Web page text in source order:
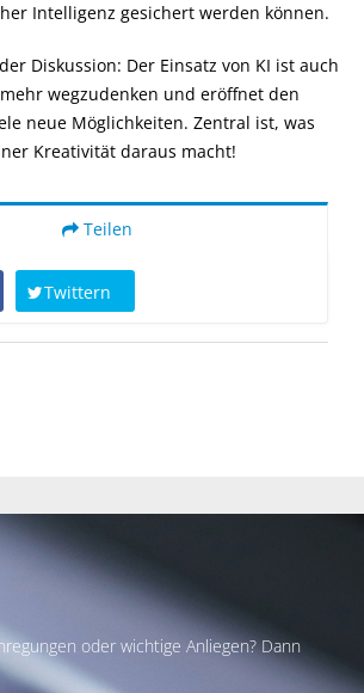
Intelligenz gesichert werden können.
Diskussion: Der Einsatz von KI ist auch
wegzudenken und eröffnet den
neue Möglichkeiten. Zentral ist, was
Kreativität daraus macht!
Teilen
Twittern
oder wichtige Anliegen? Dann